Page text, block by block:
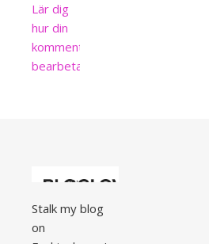
Lär dig
hur din
kommentardata
bearbetas
Stalk my blog
on